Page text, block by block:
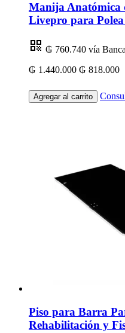
Manija Anatómica
Livepro para
₲ 760.740 vía
₲ 1.440.000 ₲ 818.000
Agregar al carrito
Piso para Barra
Rehabilitación y